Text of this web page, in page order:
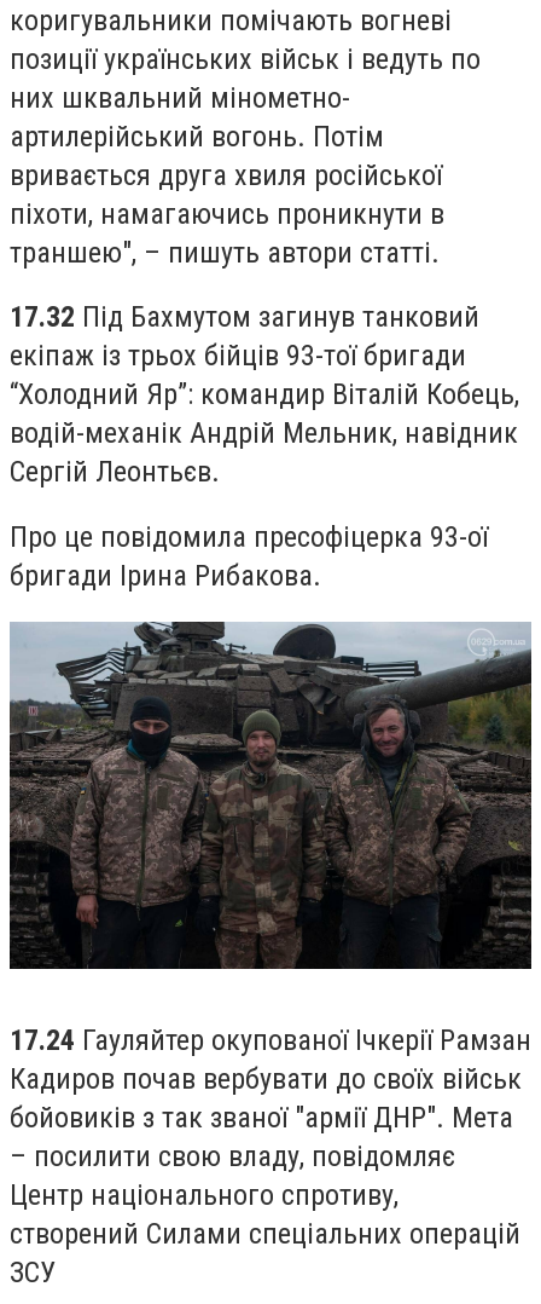
коригувальники помічають вогневі
позиції українських військ і ведуть по
них шквальний мінометно-
артилерійський вогонь. Потім
вривається друга хвиля російської
піхоти, намагаючись проникнути в
траншею", – пишуть автори статті.
17.32 Під Бахмутом загинув танковий
екіпаж із трьох бійців 93-тої бригади
“Холодний Яр”: командир Віталій Кобець,
водій-механік Андрій Мельник, навідник
Сергій Леонтьєв.
Про це повідомила пресофіцерка 93-ої
бригади Ірина Рибакова.
17.24 Гауляйтер окупованої Ічкерії Рамзан
Кадиров почав вербувати до своїх військ
бойовиків з так званої "армії ДНР". Мета
– посилити свою владу, повідомляє
Центр національного спротиву,
створений Силами спеціальних операцій
ЗСУ